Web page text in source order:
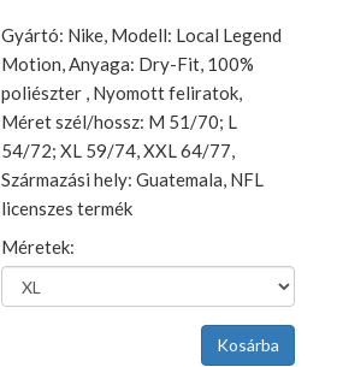
Gyártó: Nike, Modell: Local Legend
Motion, Anyaga: Dry-Fit, 100%
poliészter , Nyomott feliratok,
Méret szél/hossz: M 51/70; L
54/72; XL 59/74, XXL 64/77,
Származási hely: Guatemala, NFL
licenszes termék
Méretek: